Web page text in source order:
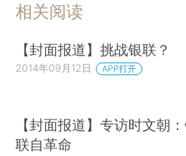
相关阅读
【封面报道】挑战银联？
2014年09月12日 APP打开
【封面报道】专访时文朝
联自革命